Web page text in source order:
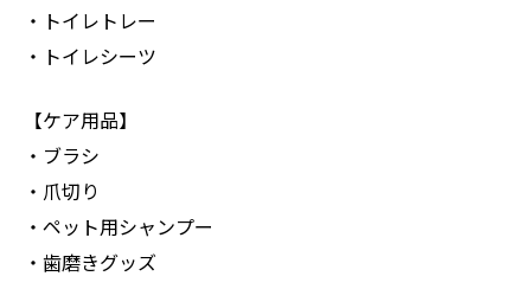
・トイレトレー
・トイレシーツ
【ケア用品】
・ブラシ
・爪切り
・ペット用シャンプー
・歯磨きグッズ